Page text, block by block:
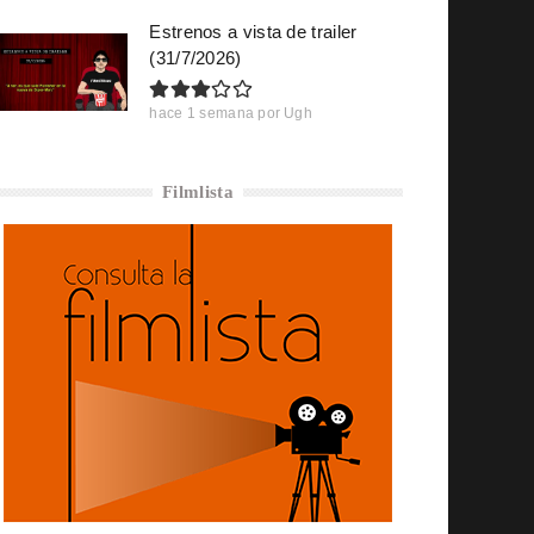
Estrenos a vista de trailer
(31/7/2026)
hace 1 semana por Ugh
Filmlista